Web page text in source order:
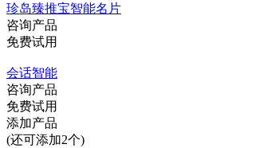
珍岛臻推宝智能名片
咨询产品
免费试用
会话智能
咨询产品
免费试用
添加产品
(还可添加2个)